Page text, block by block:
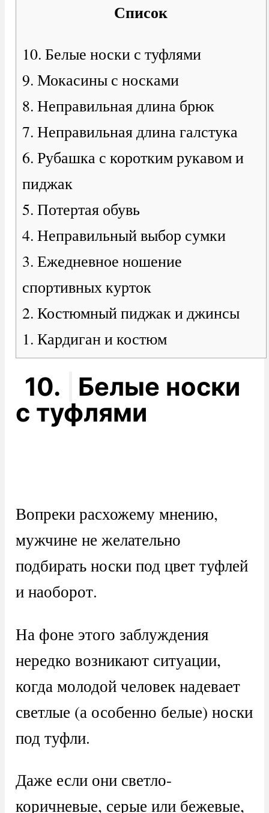
Список
10. Белые носки с туфлями
9. Мокасины с носками
8. Неправильная длина брюк
7. Неправильная длина галстука
6. Рубашка с коротким рукавом и
пиджак
5. Потертая обувь
4. Неправильный выбор сумки
3. Ежедневное ношение
спортивных курток
2. Костюмный пиджак и джинсы
1. Кардиган и костюм
10.
Белые носки
с туфлями
Вопреки расхожему мнению,
мужчине не желательно
подбирать носки под цвет туфлей
и наоборот.
На фоне этого заблуждения
нередко возникают ситуации,
когда молодой человек надевает
светлые (а особенно белые) носки
под туфли.
Даже если они светло-
коричневые, серые или бежевые,